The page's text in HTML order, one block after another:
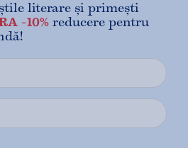
literare și primești
-10% reducere pentru